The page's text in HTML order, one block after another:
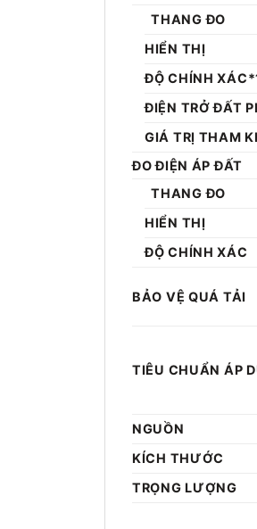
THANG ĐO
HIỂN THỊ
ĐỘ CHÍNH
ĐIỆN TRỞ ĐẤT
GIÁ TRỊ THAM
ĐO ĐIỆN ÁP ĐẤT
THANG ĐO
HIỂN THỊ
ĐỘ CHÍNH XÁC
BẢO VỆ QUÁ TẢI
TIÊU CHUẨN ÁP
NGUỒN
KÍCH THƯỚC
TRỌNG LƯỢNG